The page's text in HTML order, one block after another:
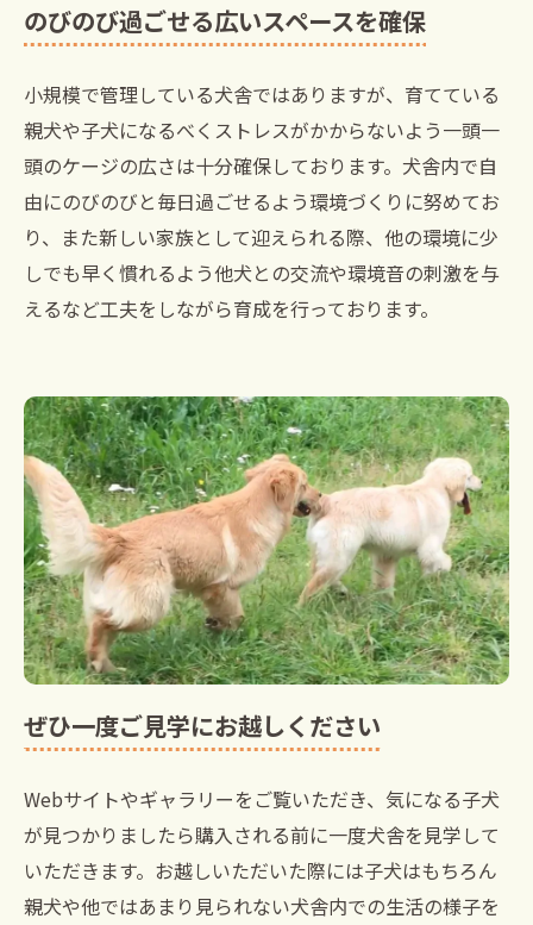
のびのび過ごせる広いスペースを確保
小規模で管理している犬舎ではありますが、育てている
親犬や子犬になるべくストレスがかからないよう一頭一
頭のケージの広さは十分確保しております。犬舎内で自
由にのびのびと毎日過ごせるよう環境づくりに努めてお
り、また新しい家族として迎えられる際、他の環境に少
しでも早く慣れるよう他犬との交流や環境音の刺激を与
えるなど工夫をしながら育成を行っております。
ぜひ一度ご見学にお越しください
Webサイトやギャラリーをご覧いただき、気になる子犬
が見つかりましたら購入される前に一度犬舎を見学して
いただきます。お越しいただいた際には子犬はもちろん
親犬や他ではあまり見られない犬舎内での生活の様子を